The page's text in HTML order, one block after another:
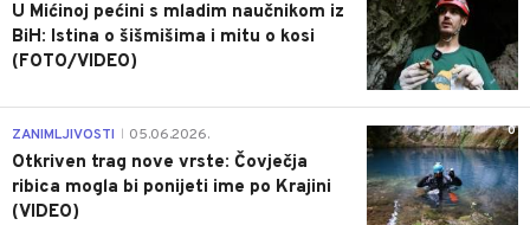
U Mićinoj pećini s mladim naučnikom iz
BiH: Istina o šišmišima i mitu o kosi
(FOTO/VIDEO)
0
ZANIMLJIVOSTI 05.06.2026.
Otkriven trag nove vrste: Čovječja
ribica mogla bi ponijeti ime po Krajini
(VIDEO)